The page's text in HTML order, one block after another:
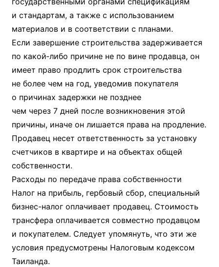
и стандартам, а также с использованием
материалов и в соответствии с планами.
Если завершение строительства задерживается
по какой‑либо причине не по вине продавца, он
имеет право продлить срок строительства
не более чем на год, уведомив покупателя
о причинах задержки не позднее
чем через 7 дней после возникновения этой
причины, иначе он лишается права на продление.
Продавец несет ответственность за установку
счетчиков в квартире и на объектах общей
собственности.
Расходы по передаче права собственности
Налог на прибыль, гербовый сбор, специальный
бизнес-налог оплачивает продавец. Стоимость
трансфера оплачивается совместно продавцом
и покупателем. Следует упомянуть, что эти же
условия предусмотрены Налоговым кодексом
Таиланда.